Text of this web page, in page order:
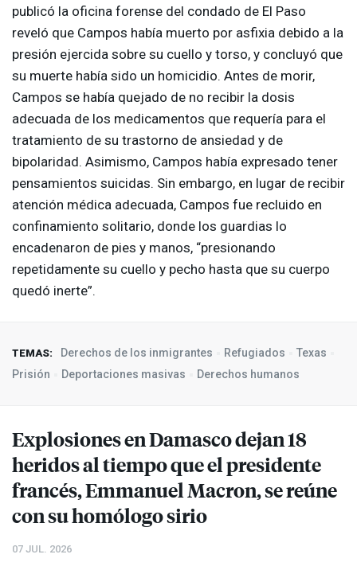
publicó la oficina forense del condado de El Paso
reveló que Campos había muerto por asfixia debido a la
presión ejercida sobre su cuello y torso, y concluyó que
su muerte había sido un homicidio. Antes de morir,
Campos se había quejado de no recibir la dosis
adecuada de los medicamentos que requería para el
tratamiento de su trastorno de ansiedad y de
bipolaridad. Asimismo, Campos había expresado tener
pensamientos suicidas. Sin embargo, en lugar de recibir
atención médica adecuada, Campos fue recluido en
confinamiento solitario, donde los guardias lo
encadenaron de pies y manos, “presionando
repetidamente su cuello y pecho hasta que su cuerpo
quedó inerte”.
TEMAS: Derechos de los inmigrantes Refugiados
Texas
Prisión
Deportaciones masivas Derechos humanos
Explosiones en Damasco dejan 18
heridos al tiempo que el presidente
francés, Emmanuel Macron, se reúne
con su homólogo sirio
07 JUL. 2026